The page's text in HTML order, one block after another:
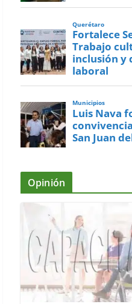
Querétaro
Fortalece
Trabajo
inclusión y
laboral
Municipios
Luis Nava
San Juan
Opinión